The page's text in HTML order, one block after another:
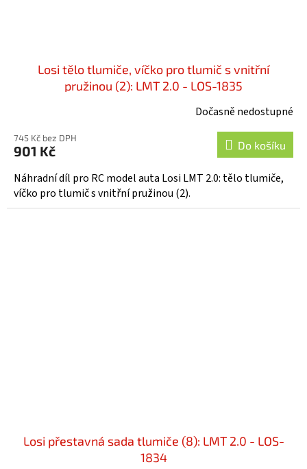
Losi tělo tlumiče, víčko pro tlumič s vnitřní
pružinou (2): LMT 2.0 - LOS-1835
Dočasně nedostupné
745 Kč bez DPH
901 Kč Do košíku
Náhradní díl pro RC model auta Losi LMT 2.0: tělo tlumiče,
víčko pro tlumič s vnitřní pružinou (2).
Losi přestavná sada tlumiče (8): LMT 2.0 - LOS-
1834